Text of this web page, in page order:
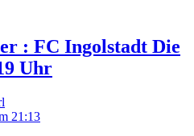
: FC Ingolstadt Die
Uhr
21:13